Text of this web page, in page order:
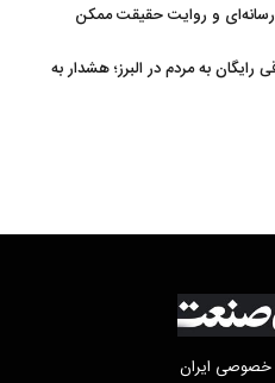
رسانه‌ای و روایت حقیقت ممکن
حقوقی رایگان به مردم در البرز؛ هشدار به
ایران